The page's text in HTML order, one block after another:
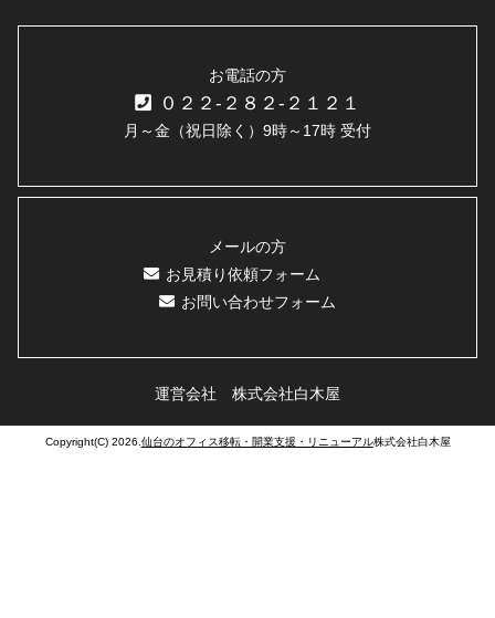
お電話の方
０２２-２８２-２１２１
月～金（祝日除く）9時～17時 受付
メールの方
お見積り依頼フォーム
お問い合わせフォーム
運営会社 株式会社白木屋
Copyright(C) 2026. 仙台のオフィス移転・開業支援・リニューアル株式会社白木屋